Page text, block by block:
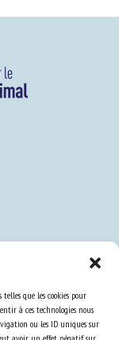
que les cookies pour
à ces technologies nous
ou les ID uniques sur